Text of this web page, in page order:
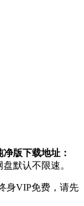
版下载地址：
默认不限速。
身VIP免费，请先